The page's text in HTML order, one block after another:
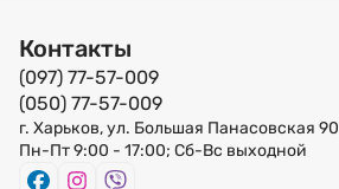
Контакты
(097) 77-57-009
(050) 77-57-009
г. Харьков, ул. Большая Панасовская 90
Пн-Пт 9:00 - 17:00; Сб-Вс выходной